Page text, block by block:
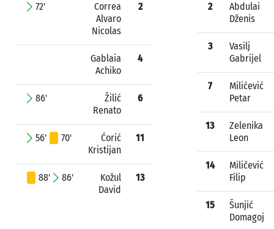
72'
Correa
Alvaro
Nicolas
2
Gablaia
Achiko
4
86'
Žilić
Renato
6
56' 70'
Ćorić
Kristijan
11
88' 86'
Kožul
David
13
2
Abdulai
Dženis
3
Vasilj
Gabrijel
7
Milićević
Petar
13
Zelenika
Leon
14
Miličević
Filip
15
Šunjić
Domagoj